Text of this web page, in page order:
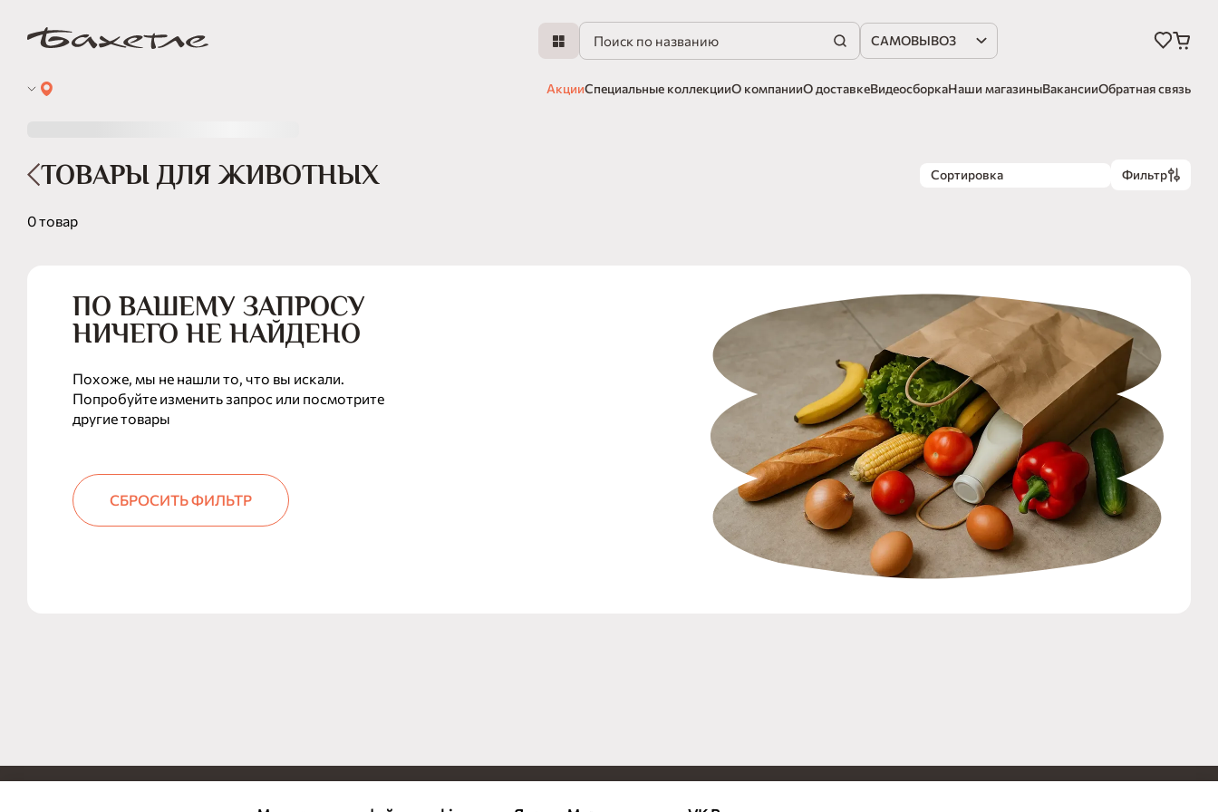
САМОВЫВОЗ
АкцииСпециальные коллекцииО компанииО доставкеВидеосборкаНаши магазиныВакансииОбратная связь
ТОВАРЫ ДЛЯ ЖИВОТНЫХ Сортировка Фильтр
0 товар
ПО ВАШЕМУ ЗАПРОСУ
НИЧЕГО НЕ НАЙДЕНО
Похоже, мы не нашли то, что вы искали.
Попробуйте изменить запрос или посмотрите
другие товары
СБРОСИТЬ ФИЛЬТР